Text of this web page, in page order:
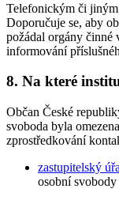
Telefonickým či
Doporučuje se, aby
požádal orgány činné
informování
8. Na které
Občan České
svoboda byla
zprostředkování
zastupitelský
osobní svobody